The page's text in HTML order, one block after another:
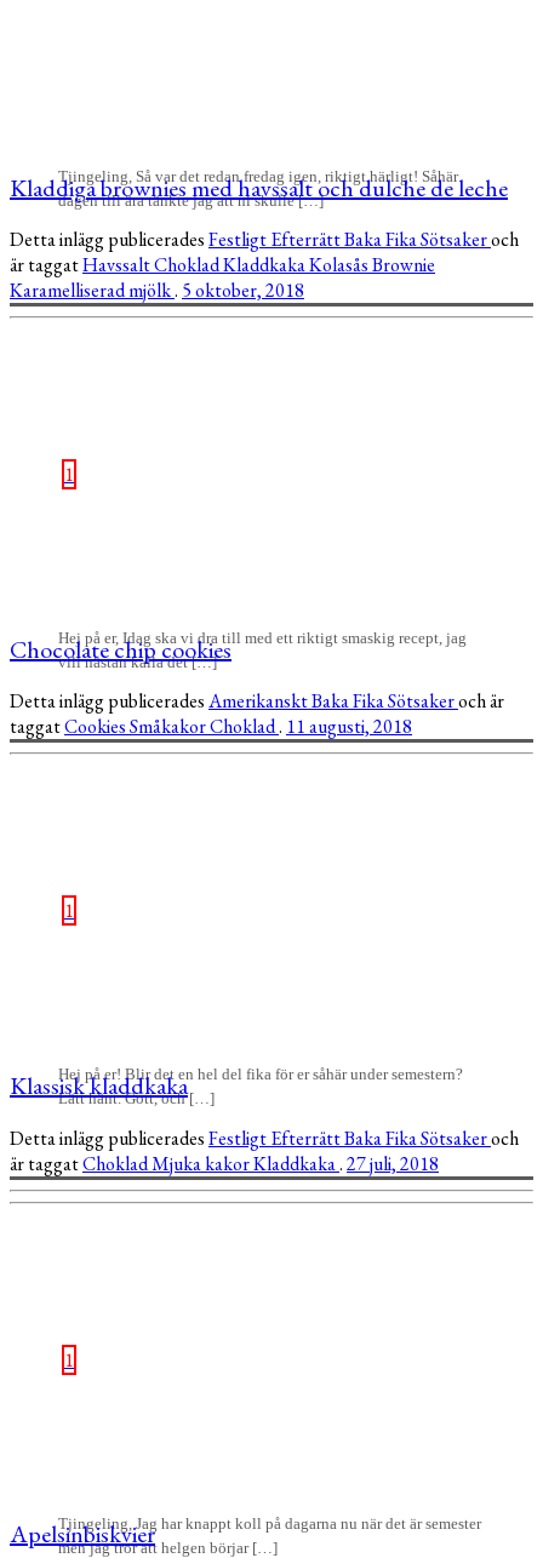
Tjingeling, Så var det redan fredag igen, riktigt härligt! Såhär
dagen till ära tänkte jag att ni skulle […]
Kladdiga brownies med havssalt och dulche de leche
Detta inlägg publiceradesFestligtEfterrättBakaFikaSötsakeroch
är taggatHavssaltChokladKladdkakaKolasåsBrownie
Karamelliserad mjölk. 5 oktober, 2018
1
Hej på er, Idag ska vi dra till med ett riktigt smaskig recept, jag
vill nästan kalla det […]
Chocolate chip cookies
Detta inlägg publiceradesAmerikansktBakaFikaSötsakeroch är
taggatCookiesSmåkakorChoklad. 11 augusti, 2018
1
Hej på er! Blir det en hel del fika för er såhär under semestern?
Lätt hänt. Gott, och […]
Klassisk kladdkaka
Detta inlägg publiceradesFestligtEfterrättBakaFikaSötsakeroch
är taggatChokladMjuka kakorKladdkaka.27 juli, 2018
1
Tjingeling, Jag har knappt koll på dagarna nu när det är semester
men jag tror att helgen börjar […]
Apelsinbiskvier